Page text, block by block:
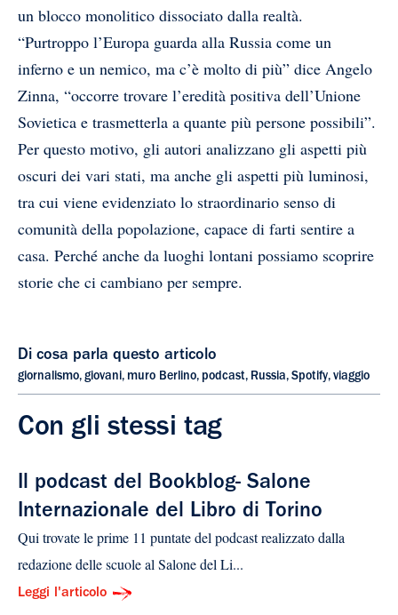
un blocco monolitico dissociato dalla realtà.
“Purtroppo l’Europa guarda alla Russia come un
inferno e un nemico, ma c’è molto di più” dice Angelo
Zinna, “occorre trovare l’eredità positiva dell’Unione
Sovietica e trasmetterla a quante più persone possibili”.
Per questo motivo, gli autori analizzano gli aspetti più
oscuri dei vari stati, ma anche gli aspetti più luminosi,
tra cui viene evidenziato lo straordinario senso di
comunità della popolazione, capace di farti sentire a
casa. Perché anche da luoghi lontani possiamo scoprire
storie che ci cambiano per sempre.
Di cosa parla questo articolo
giornalismo, giovani, muro Berlino, podcast, Russia, Spotify, viaggio
Con gli stessi tag
Il podcast del Bookblog- Salone
Internazionale del Libro di Torino
Qui trovate le prime 11 puntate del podcast realizzato dalla
redazione delle scuole al Salone del Li...
Leggi l'articolo